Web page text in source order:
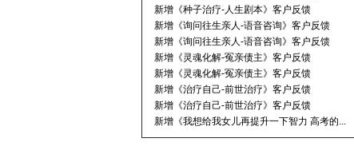
新增《种子治疗-人生剧本》客户反馈
新增《询问往生亲人-语音咨询》客户反馈
新增《询问往生亲人-语音咨询》客户反馈
新增《灵魂化解-冤亲债主》客户反馈
新增《灵魂化解-冤亲债主》客户反馈
新增《治疗自己-前世治疗》客户反馈
新增《治疗自己-前世治疗》客户反馈
新增《我想给我女儿再提升一下智力 高考的...